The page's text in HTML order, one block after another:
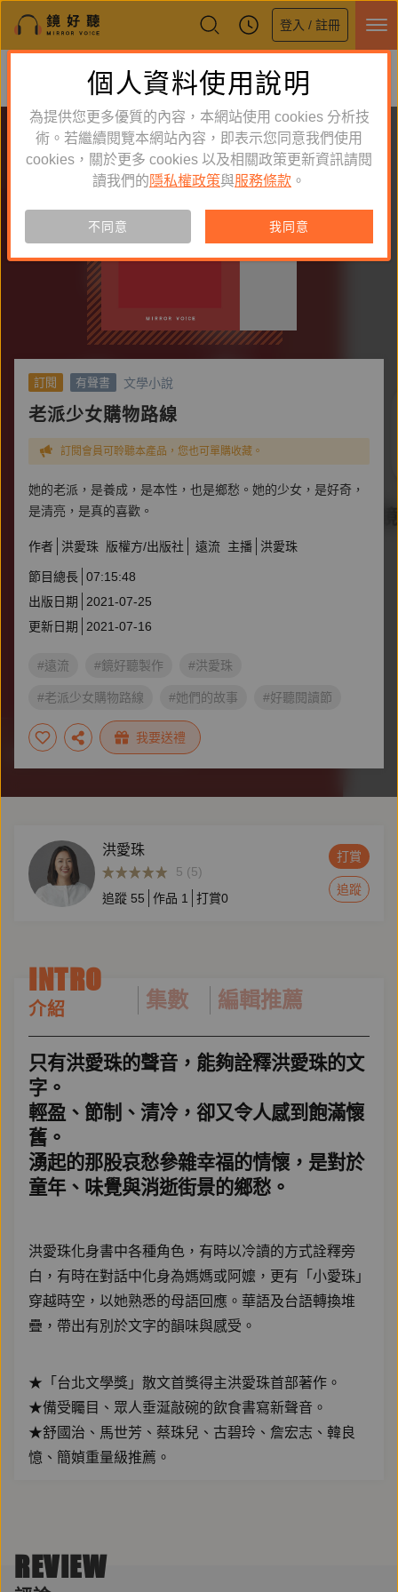
登入 / 註冊
鏡好聽全新APP上線
體驗全面升級，即刻下載
訂閱 有聲書 文學小說
老派少女購物路線
訂閱會員可聆聽本產品，您也可單購收藏。
她的老派，是養成，是本性，也是鄉愁。她的少女，是好奇，
是清亮，是真的喜歡。
作者 洪愛珠 版權方/出版社 遠流 主播 洪愛珠
節目總長 07:15:48
出版日期
2021-07-25
更新日期
2021-07-16
#遠流 #鏡好聽製作 #洪愛珠
#老派少女購物路線 #她們的故事 #好聽閱讀節
#名人推薦書單
我要送禮
洪愛珠
5 (5)
追蹤 55 作品 1 打賞0
打賞
追蹤
INTRO
介紹 集數 編輯推薦
只有洪愛珠的聲音，能夠詮釋洪愛珠的文
字。
輕盈、節制、清冷，卻又令人感到飽滿懷
舊。
湧起的那股哀愁參雜幸福的情懷，是對於
童年、味覺與消逝街景的鄉愁。
洪愛珠化身書中各種角色，有時以冷讀的方式詮釋旁
白，有時在對話中化身為媽媽或阿嬤，更有「小愛珠」
穿越時空，以她熟悉的母語回應。華語及台語轉換堆
疊，帶出有別於文字的韻味與感受。
★「台北文學獎」散文首獎得主洪愛珠首部著作。
★備受矚目、眾人垂涎敲碗的飲食書寫新聲音。
★舒國治、馬世芳、蔡珠兒、古碧玲、詹宏志、韓良
憶、簡媜重量級推薦。
她自小看著有頭家娘風範的外婆與母親，進出廚房，起
灶架鍋，張羅數十家人員工日常吃食，宴請東南亞與中
REVIEW
個人資料使用說明
為提供您更多優質的內容，本網站使用 cookies 分析技
術。若繼續閱覽本網站內容，即表示您同意我們使用
cookies，關於更多 cookies 以及相關政策更新資訊請閱
讀我們的 隱私權政策與服務條款 。
不同意 我同意